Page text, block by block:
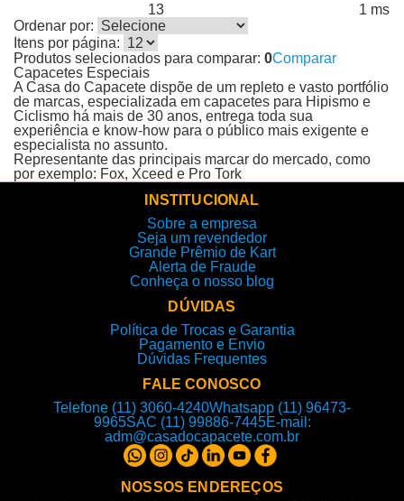
13
1 ms
Ordenar por:
Itens por página:
Produtos selecionados para comparar: 0Comparar
Capacetes Especiais
A Casa do Capacete dispõe de um repleto e vasto portfólio
de marcas, especializada em capacetes para Hipismo e
Ciclismo há mais de 30 anos, entrega toda sua
experiência e know-how para o público mais exigente e
especialista no assunto.
Representante das principais marcar do mercado, como
por exemplo: Fox, Xceed e Pro Tork
INSTITUCIONAL
Sobre a empresa
Seja um revendedor
Grande Prêmio de Kart
Alerta de Fraude
Conheça o nosso blog
DÚVIDAS
Política de Trocas e Garantia
Pagamento e Envio
Dúvidas Frequentes
FALE CONOSCO
Telefone (11) 3060-4240Whatsapp (11) 96473-
9965SAC (11) 99886-7445E-mail:
adm@casadocapacete.com.br
NOSSOS ENDEREÇOS